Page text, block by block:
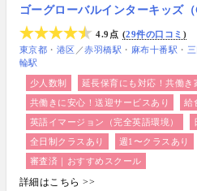
ゴーグローバルインターキッズ
4.9点
29件の口コミ
東京都
港区 ／赤羽橋駅 麻布十番駅
輪駅
少人数制
延長保育にも対応！共働き
共働きに安心！送迎サービスあり
給
英語イマージョン（完全英語環境）
全日制クラスあり
週1〜クラスあり
審査済｜おすすめスクール
詳細はこちら >>